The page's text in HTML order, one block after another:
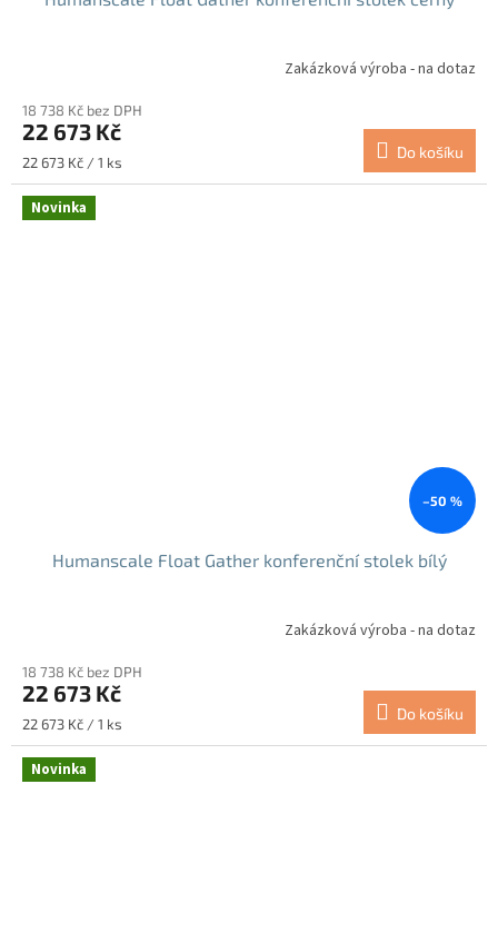
Zakázková výroba - na dotaz
18 738 Kč bez DPH
22 673 Kč
Měrná
cena:
22 673 Kč / 1 ks
Do košíku
Novinka
–50 %
Humanscale Float Gather konferenční stolek bílý
Zakázková výroba - na dotaz
18 738 Kč bez DPH
22 673 Kč
Měrná
cena:
22 673 Kč / 1 ks
Do košíku
Novinka